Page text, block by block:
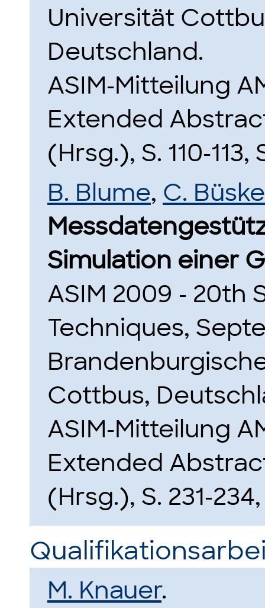
Universität
Deutschland.
ASIM-Mitteilung
Extended
(Hrsg.), S. 110-
B. Blume, C.
Simulation einer
ASIM 2009 - 20th
Techniques,
Cottbus,
ASIM-Mitteilung
Extended
(Hrsg.), S. 231-
M. Knauer.